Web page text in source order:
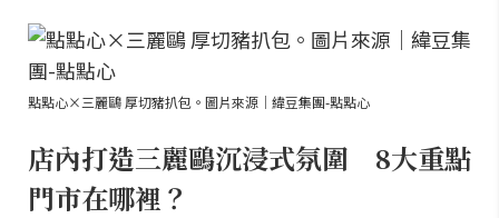
點點心×三麗鷗 厚切豬扒包。圖片來源｜緯豆集團-點點心
店內打造三麗鷗沉浸式氛圍 8大重點
門市在哪裡？